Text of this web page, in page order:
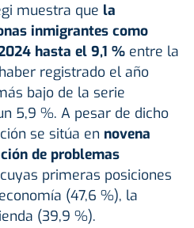
muestra que la
inmigrantes como
hasta el 9,1 % entre la
registrado el año
bajo de la serie
5,9 %. A pesar de dicho
se sitúa en novena
de problemas
cuyas primeras posiciones
(47,6 %), la
(39,9 %).